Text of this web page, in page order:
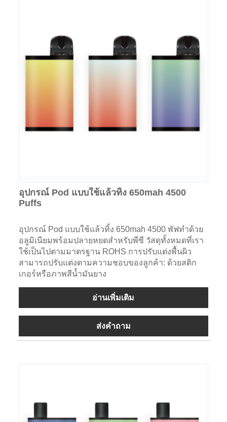
อุปกรณ์ Pod แบบใช้แล้วทิ้ง 650mah 4500
Puffs
อุปกรณ์ Pod แบบใช้แล้วทิ้ง 650mah 4500 พัฟทำด้วย
อลูมิเนียมพร้อมปลายหยดสำหรับพีซี วัสดุทั้งหมดที่เรา
ใช้เป็นไปตามมาตรฐาน ROHS การปรับแต่งพื้นผิว
สามารถปรับแต่งตามความชอบของลูกค้า: ด้วยสติก
เกอร์หรือภาพสีน้ำมันยาง
อ่านเพิ่มเติม
ส่งคำถาม